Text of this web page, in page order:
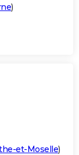
)
et-Moselle)